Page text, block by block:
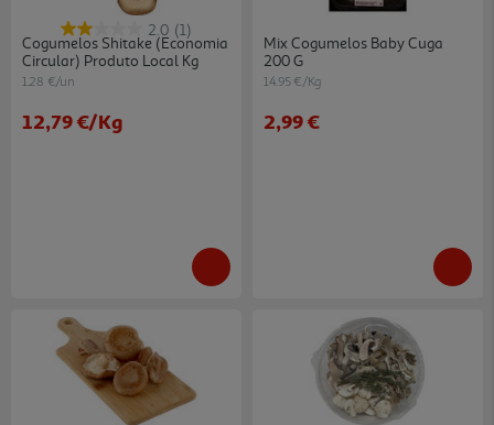
2.0 (1)
Cogumelos Shitake (economia
Circular) Produto Local Kg
1.28 €/un
12,79 €/Kg
Mix Cogumelos Baby Cuga
200 G
14.95 €/Kg
2,99 €